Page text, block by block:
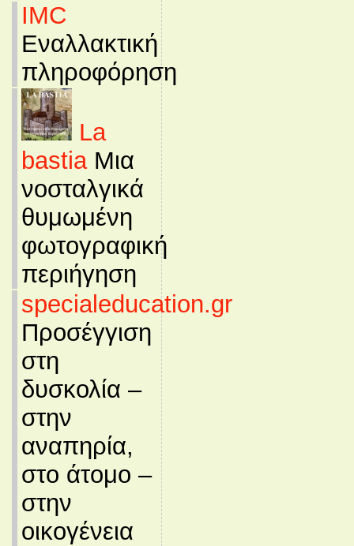
IMC
Εναλλακτική
πληροφόρηση
La
bastiaΜια
νοσταλγικά
θυμωμένη
φωτογραφική
περιήγηση
specialeducation.gr
Προσέγγιση
στη
δυσκολία –
στην
αναπηρία,
στο άτομο –
στην
οικογένεια